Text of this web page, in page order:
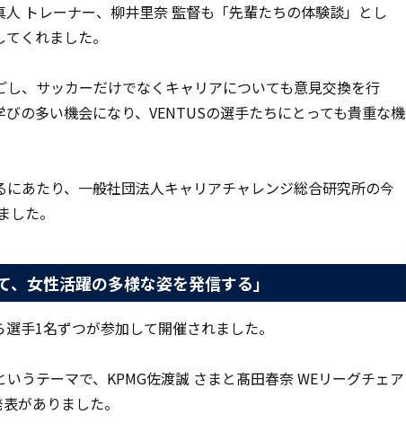
トレーナー、柳井里奈 監督も「先輩たちの体験談」とし
くれました。
、サッカーだけでなくキャリアについても意見交換を行
の多い機会になり、VENTUSの選手たちにとっても貴重な機
あたり、一般社団法人キャリアチャレンジ総合研究所の今
た。
、女性活躍の多様な姿を発信する」
手1名ずつが参加して開催されました。
うテーマで、KPMG佐渡誠 さまと髙田春奈 WEリーグチェア
がありました。